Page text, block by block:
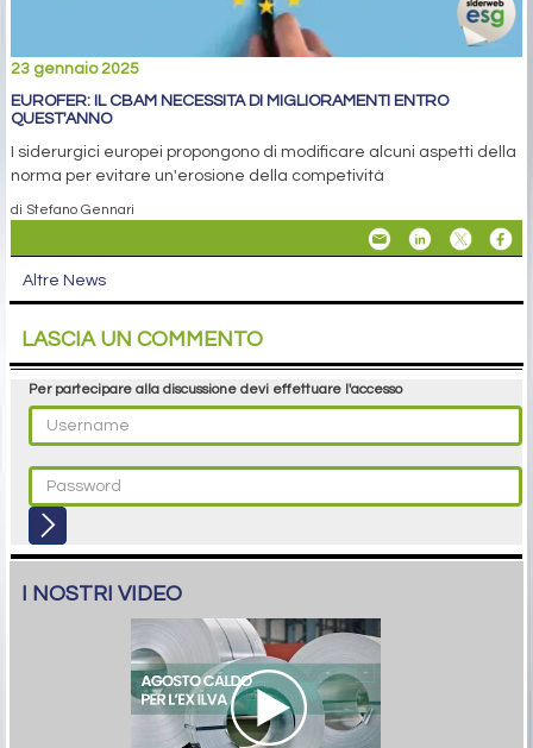
23 gennaio 2025
EUROFER: IL CBAM NECESSITA DI MIGLIORAMENTI ENTRO
QUEST'ANNO
I siderurgici europei propongono di modificare alcuni aspetti della
norma per evitare un'erosione della competività
di Stefano Gennari
Altre News
LASCIA UN COMMENTO
Per partecipare alla discussione devi effettuare l'accesso
I NOSTRI VIDEO